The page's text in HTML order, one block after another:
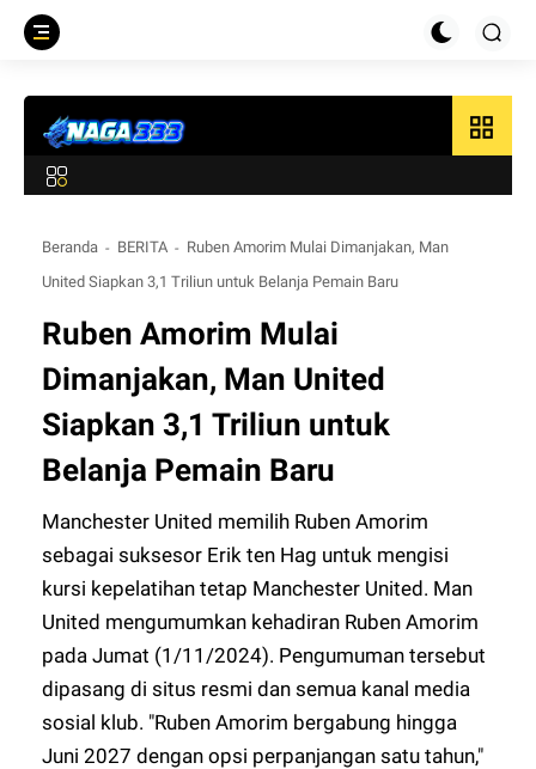
grid_view
Beranda BERITA
Ruben Amorim Mulai Dimanjakan, Man
United Siapkan 3,1 Triliun untuk Belanja Pemain Baru
Ruben Amorim Mulai
Dimanjakan, Man United
Siapkan 3,1 Triliun untuk
Belanja Pemain Baru
Manchester United memilih Ruben Amorim
sebagai suksesor Erik ten Hag untuk mengisi
kursi kepelatihan tetap Manchester United. Man
United mengumumkan kehadiran Ruben Amorim
pada Jumat (1/11/2024). Pengumuman tersebut
dipasang di situs resmi dan semua kanal media
sosial klub. "Ruben Amorim bergabung hingga
Juni 2027 dengan opsi perpanjangan satu tahun,"